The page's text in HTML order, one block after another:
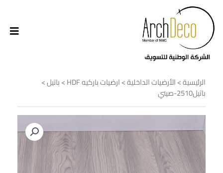
الرئيسية>الأرضيات الداخلية>ارضيات باركيه HDF >باتيل>
باتيل2510-صيني